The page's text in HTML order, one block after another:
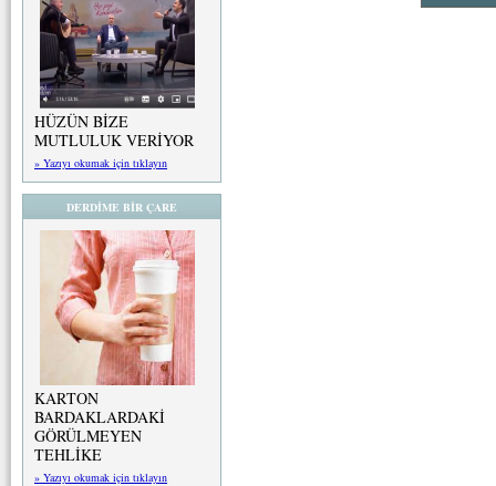
HÜZÜN BİZE
MUTLULUK VERİYOR
» Yazıyı okumak için tıklayın
DERDİME BİR ÇARE
KARTON
BARDAKLARDAKİ
GÖRÜLMEYEN
TEHLİKE
» Yazıyı okumak için tıklayın